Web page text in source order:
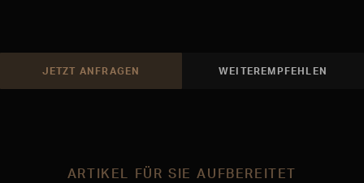
JETZT ANFRAGEN WEITEREMPFEHLEN
ARTIKEL FÜR SIE AUFBEREITET